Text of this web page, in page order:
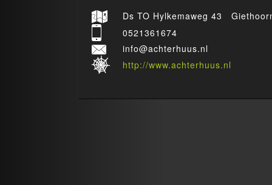
Ds TO Hylkemaweg 43
0521361674
info@achterhuus.nl
http://www.achterhuus.nl